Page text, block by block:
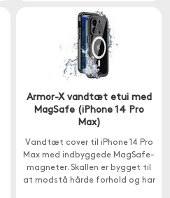
Armor-X vandtæt etui med
MagSafe (iPhone 14 Pro
Max)
Vandtæt cover til iPhone 14 Pro
Max med indbyggede MagSafe-
magneter. Skallen er bygget til
at modstå hårde forhold og har